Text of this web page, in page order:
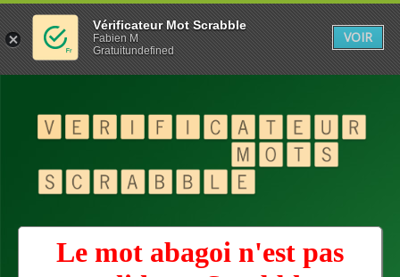
Le mot abagoi n'est pas
Vérificateur Mot Scrabble
Fabien M
Gratuitundefined
VOIR